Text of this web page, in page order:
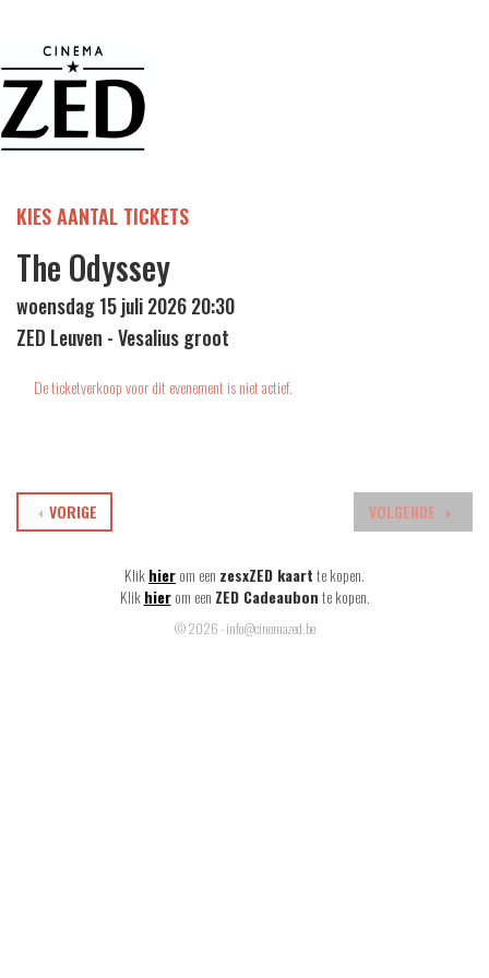
KIES AANTAL TICKETS
The Odyssey
woensdag 15 juli 2026 20:30
ZED Leuven - Vesalius groot
De ticketverkoop voor dit evenement is niet actief.
VOLGENDE
VORIGE
Klikhierom een zesxZED kaartte kopen.
Klik hier om een ZED Cadeaubonte kopen.
© 2026 - info@cinemazed.be